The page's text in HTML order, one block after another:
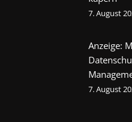
7. August
Anzeige:
7. August